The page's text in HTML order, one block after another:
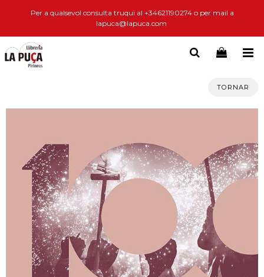
Per a qualsevol consulta truqui al +34621190274 o per mail a
lapuca@lapuca.com
TORNAR